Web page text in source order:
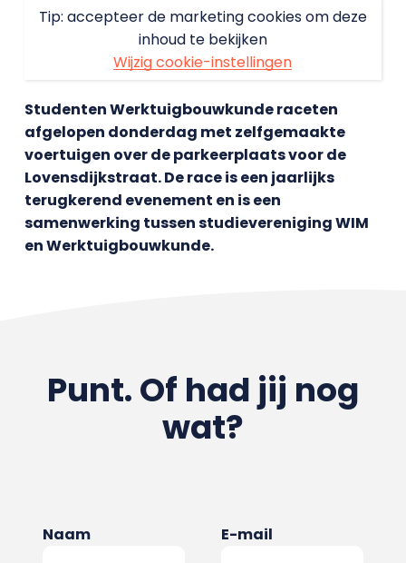
Tip: accepteer de marketing cookies om deze
inhoud te bekijken
Wijzig cookie-instellingen
Studenten Werktuigbouwkunde raceten
afgelopen donderdag met zelfgemaakte
voertuigen over de parkeerplaats voor de
Lovensdijkstraat. De race is een jaarlijks
terugkerend evenement en is een
samenwerking tussen studievereniging WIM
en Werktuigbouwkunde.
Punt. Of had jij nog
wat?
Naam E-mail